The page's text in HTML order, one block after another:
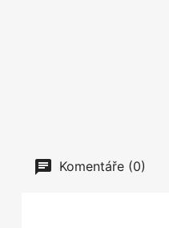
Komentáře (0)